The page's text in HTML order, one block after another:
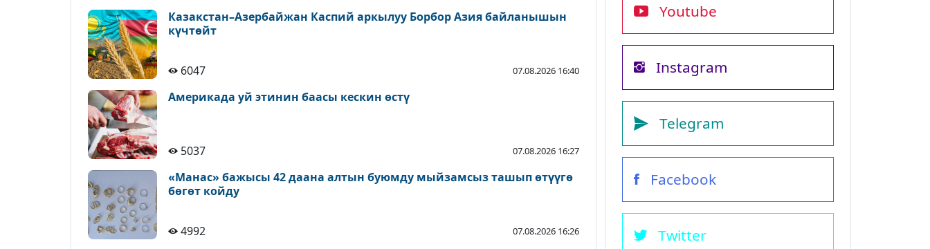
Казакстан–Азербайжан Каспий аркылуу Борбор Азия байланышын
күчтөйт
6047 07.08.2026 16:40
Америкада уй этинин баасы кескин өстү
5037 07.08.2026 16:27
«Манас» бажысы 42 даана алтын буюмду мыйзамсыз ташып өтүүгө
бөгөт койду
4992 07.08.2026 16:26
Youtube
Instagram
Telegram
Facebook
Twitter